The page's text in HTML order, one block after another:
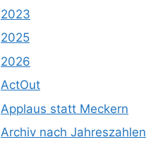
2023
2025
2026
ActOut
Applaus statt Meckern
Archiv nach Jahreszahlen